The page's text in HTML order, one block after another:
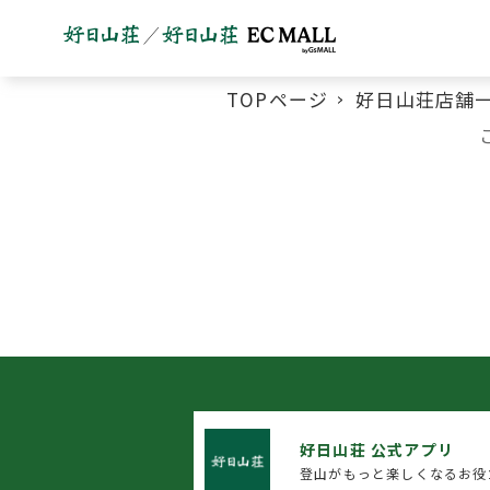
TOPページ
好日山荘店舗
好日山荘 公式アプリ
登山がもっと楽しくなるお